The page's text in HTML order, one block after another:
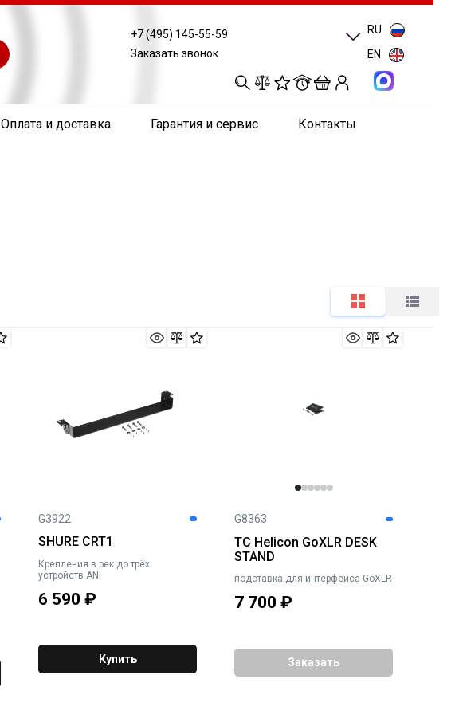
+7 (495) 145-55-59
Заказать звонок
0
RU
EN
Оплата и доставка Гарантия и сервис Контакты
G3922
SHURE CRT1
Крепления в рек до трёх
устройств ANI
6 590 ₽
Купить
G8363
TC Helicon GoXLR DESK
STAND
подставка для интерфейса GoXLR
7 700 ₽
Заказать